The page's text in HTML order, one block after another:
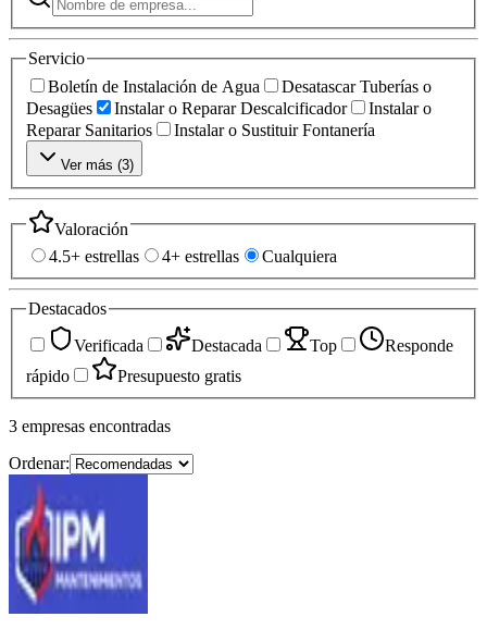
Servicio
Boletín de Instalación de Agua
Desatascar Tuberías o
Desagües
Instalar o Reparar Descalcificador
Instalar o
Reparar Sanitarios
Instalar o Sustituir Fontanería
Ver más (3)
Valoración
4.5+ estrellas
4+ estrellas Cualquiera
Destacados
Verificada
Destacada Top
Responde
rápido
Presupuesto gratis
3 empresas encontradas
Ordenar: